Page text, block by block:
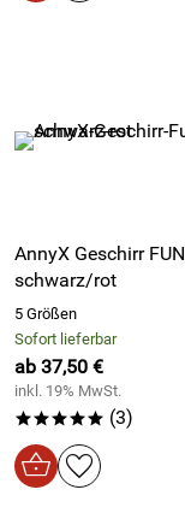
AnnyX Geschirr FUN
schwarz/rot
5 Größen
Sofort lieferbar
ab 37,50 €
inkl. 19% MwSt.
***** (3)